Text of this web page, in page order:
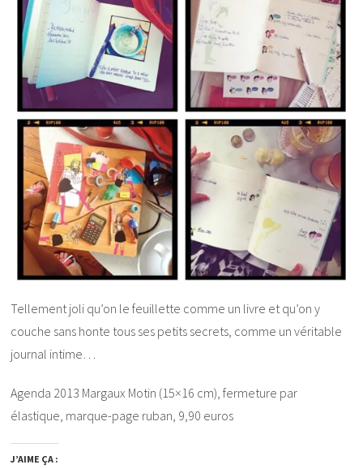
Tellement joli qu’on le feuillette comme un livre et qu’on y
couche sans honte tous ses petits secrets, comme un véritable
journal intime…
Agenda 2013 Margaux Motin (15×16 cm), fermeture par
élastique, marque-page ruban, 9,90 euros
J’AIME ÇA :